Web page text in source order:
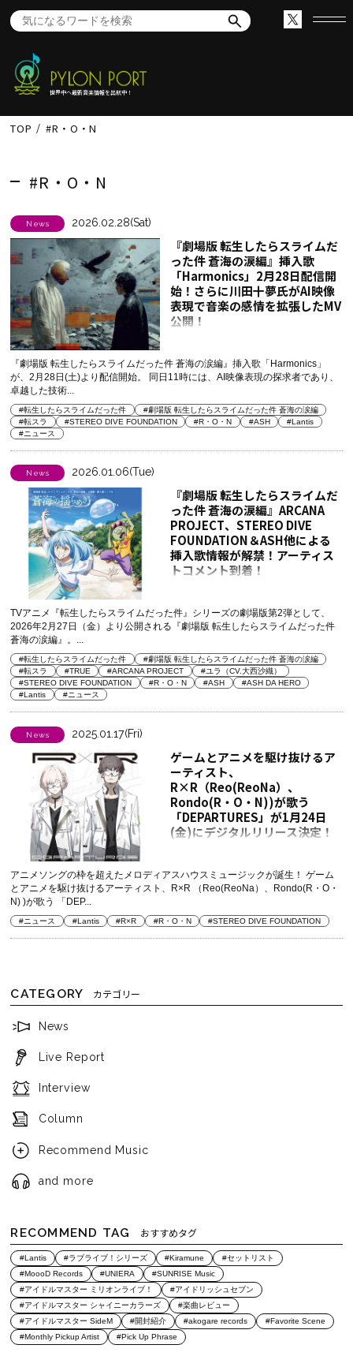
世界中へ最新音楽情報を出航中！
TOP #R・O・N
#R・O・N
News 2026.02.28(Sat)
『劇場版 転生したらスライムだ
った件 蒼海の涙編』挿入歌
「Harmonics」2月28日配信開
始！さらに川田十夢氏がAI映像
表現で音楽の感情を拡張したMV
公開！
『劇場版 転生したらスライムだった件 蒼海の涙編』挿入歌「Harmonics」
が、2月28日(土)より配信開始。 同日11時には、AI映像表現の探求者であり、
卓越した技術...
#転生したらスライムだった件
#劇場版 転生したらスライムだった件 蒼海の涙編
#転スラ
#STEREO DIVE FOUNDATION #R・O・N #ASH
#Lantis
#ニュース
News 2026.01.06(Tue)
『劇場版 転生したらスライムだ
った件 蒼海の涙編』ARCANA
PROJECT、STEREO DIVE
FOUNDATION＆ASH他による
挿入歌情報が解禁！アーティス
トコメント到着！
ングル「蒼海の揺らめき」の描
き下ろしジャケット・INDEXも
TVアニメ『転生したらスライムだった件』シリーズの劇場版第2弾として、
2026年2月27日（金）より公開される『劇場版 転生したらスライムだった件
蒼海の涙編』。...
#転生したらスライムだった件
#劇場版 転生したらスライムだった件 蒼海の涙編
#転スラ
#TRUE #ARCANA PROJECT
#ユラ（CV.大西沙織）
#STEREO DIVE FOUNDATION
#R・O・N #ASH
#ASH DA HERO
#Lantis
#ニュース
News 2025.01.17(Fri)
ゲームとアニメを駆け抜けるア
ーティスト、
R×R（Reo(ReoNa）、
Rondo(R・O・N))が歌う
「DEPARTURES」が1月24日
(金)にデジタルリリース決定！
アニメソングの枠を超えたメロディアスハウスミュージックが誕生！ ゲーム
とアニメを駆け抜けるアーティスト、R×R （Reo(ReoNa）、Rondo(R・O・
N) )が歌う 「DEP...
#ニュース #Lantis #R×R #R・O・N #STEREO DIVE FOUNDATION
CATEGORY カテゴリー
News
Live Report
Interview
Column
Recommend Music
and more
RECOMMEND TAG おすすめタグ
#Lantis #ラブライブ！シリーズ #Kiramune
#セットリスト
#MoooD Records
#UNIERA
#SUNRISE Music
#アイドルマスター ミリオンライブ！
#アイドリッシュセブン
#アイドルマスター シャイニーカラーズ
#楽曲レビュー
#アイドルマスター SideM
#開封紹介 #akogare records
#Favorite Scene
#Monthly Pickup Artist
#Pick Up Phrase